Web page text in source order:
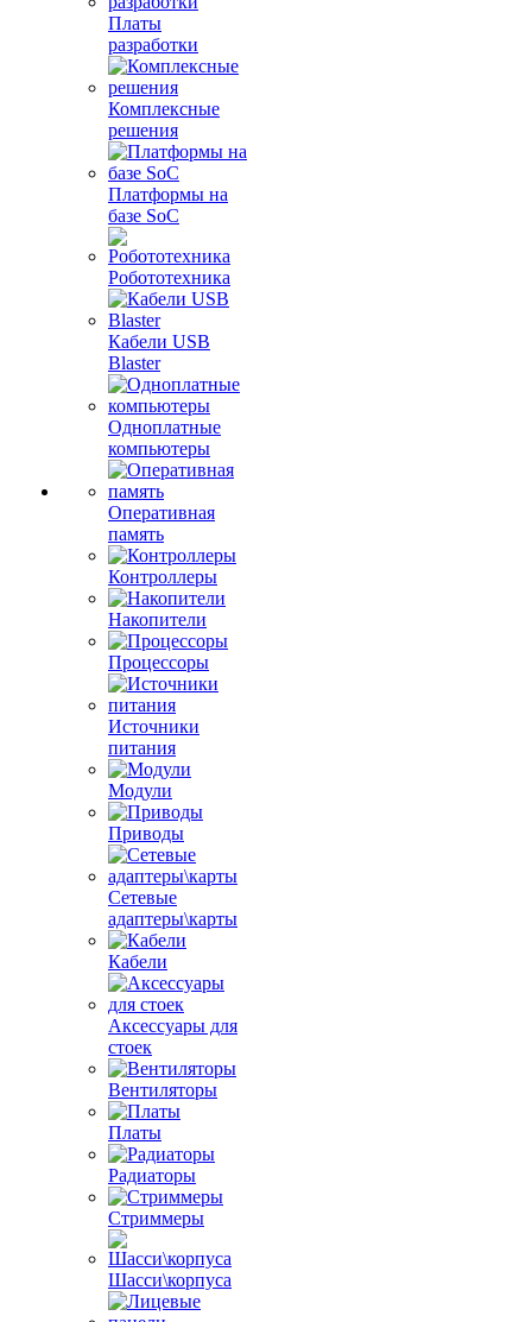
Платы
разработки
Комплексные
решения
Платформы на
базе SoC
Робототехника
Кабели USB
Blaster
Одноплатные
компьютеры
Оперативная
память
Контроллеры
Накопители
Процессоры
Источники
питания
Модули
Приводы
Сетевые
адаптеры\карты
Кабели
Аксессуары для
стоек
Вентиляторы
Платы
Радиаторы
Стриммеры
Шасси\корпуса